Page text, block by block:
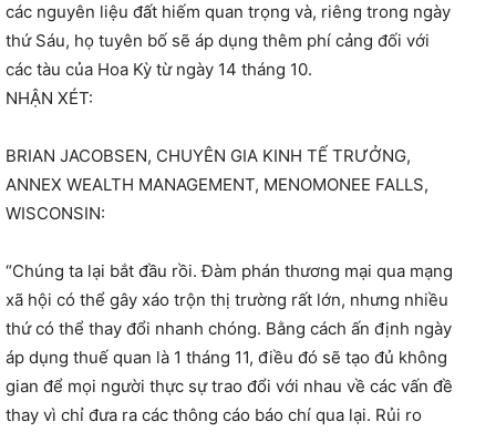
các nguyên liệu đất hiếm quan trọng và, riêng trong ngày
thứ Sáu, họ tuyên bố sẽ áp dụng thêm phí cảng đối với
các tàu của Hoa Kỳ từ ngày 14 tháng 10.
NHẬN XÉT:
BRIAN JACOBSEN, CHUYÊN GIA KINH TẾ TRƯỞNG,
ANNEX WEALTH MANAGEMENT, MENOMONEE FALLS,
WISCONSIN:
“Chúng ta lại bắt đầu rồi. Đàm phán thương mại qua mạng
xã hội có thể gây xáo trộn thị trường rất lớn, nhưng nhiều
thứ có thể thay đổi nhanh chóng. Bằng cách ấn định ngày
áp dụng thuế quan là 1 tháng 11, điều đó sẽ tạo đủ không
gian để mọi người thực sự trao đổi với nhau về các vấn đề
thay vì chỉ đưa ra các thông cáo báo chí qua lại. Rủi ro